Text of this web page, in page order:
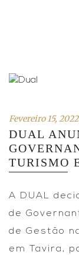
Fevereiro 15, 2022
DUAL
TURISMO
A DUAL
de
de Gestão
em Tavira,